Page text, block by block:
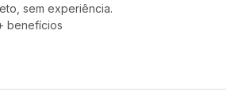
sem experiência.
benefícios